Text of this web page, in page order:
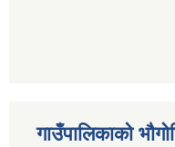
गाउँपालिकाको